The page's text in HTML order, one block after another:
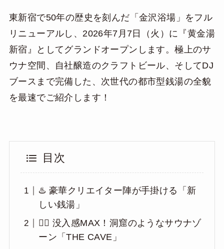
東新宿で50年の歴史を刻んだ「金沢浴場」をフル
リニューアルし、2026年7月7日（火）に『黄金湯
新宿』としてグランドオープンします。極上のサ
ウナ空間、自社醸造のクラフトビール、そしてDJ
ブースまで完備した、次世代の都市型銭湯の全貌
を最速でご紹介します！
目次
♨️ 豪華クリエイター陣が手掛ける「新
しい銭湯」
🧖‍♂️ 没入感MAX！洞窟のようなサウナゾ
ーン「THE CAVE」